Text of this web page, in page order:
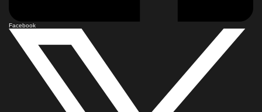
Facebook